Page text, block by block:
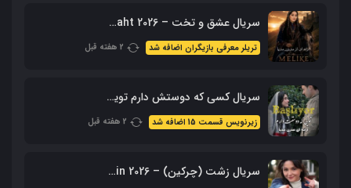
سریال عشق و تخت – Ask Ve Taht 2026 – محصول aTV
تریلر معرفی بازیگران اضافه شد 2 هفته قبل
سریال کسی که دوستش دارم تویی – Sevdiğim Sensin با زیرنویس فارسی
زیرنویس قسمت 15 اضافه شد 2 هفته قبل
سریال زشت (چرکین) – Cirkin 2026 با زیرنویس فارسی